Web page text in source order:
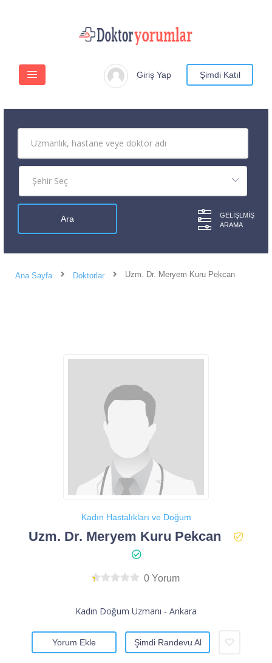
Giriş Yap Şimdi Katıl
GELIŞLMIŞ
ARAMA
Ana Sayfa Doktorlar Uzm. Dr. Meryem Kuru Pekcan
Kadın Hastalıkları ve Doğum
Uzm. Dr. Meryem Kuru Pekcan
0 Yorum
Kadın Doğum Uzmanı - Ankara
Yorum Ekle Şimdi Randevu Al